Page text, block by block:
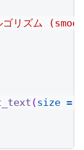
ゴリズム
(size =